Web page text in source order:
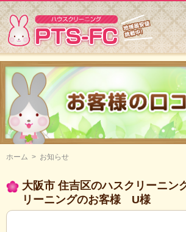
ホーム > お知らせ
大阪市 住吉区のハスクリーニ
リーニングのお客様 U様